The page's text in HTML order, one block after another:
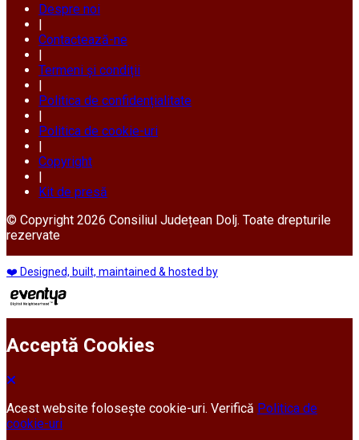
Despre noi
|
Contactează-ne
|
Termeni și condiții
|
Politica de confidențialitate
|
Politica de cookie-uri
|
Copyright
|
Kit de presă
© Copyright 2026 Consiliul Județean Dolj. Toate drepturile
rezervate
❤️ Designed, built, maintained & hosted by
Acceptă Cookies
Acest website folosește cookie-uri. Verifică Politica de
cookie-uri